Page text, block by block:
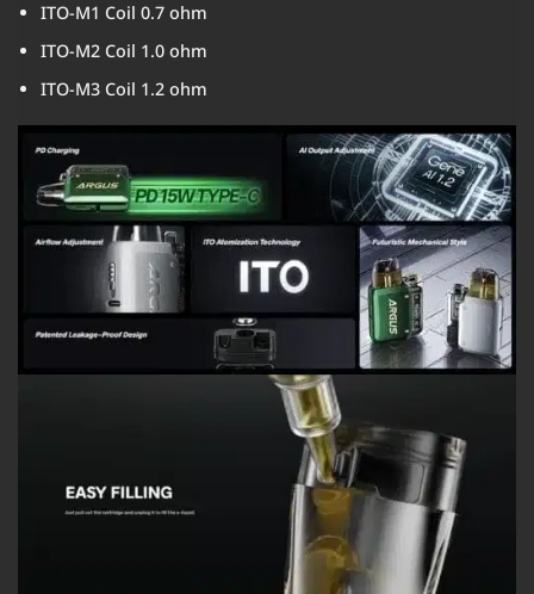
ITO-M1 Coil 0.7 ohm
ITO-M2 Coil 1.0 ohm
ITO-M3 Coil 1.2 ohm